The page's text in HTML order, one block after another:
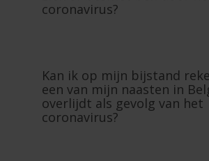
coronavirus?
Kan ik op mijn bijstand
een van mijn naasten in
overlijdt als gevolg van het
coronavirus?